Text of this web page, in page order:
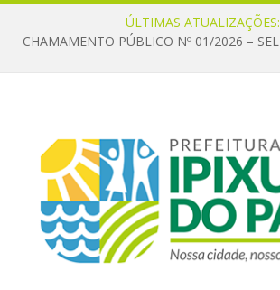
ÚLTIMAS ATUALIZAÇÕES: